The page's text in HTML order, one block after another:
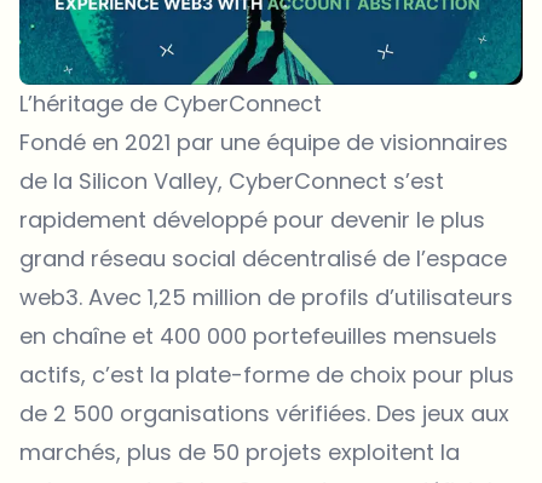
L’héritage de CyberConnect
Fondé en 2021 par une équipe de visionnaires
de la Silicon Valley, CyberConnect s’est
rapidement développé pour devenir le plus
grand réseau social décentralisé de l’espace
web3. Avec 1,25 million de profils d’utilisateurs
en chaîne et 400 000 portefeuilles mensuels
actifs, c’est la plate-forme de choix pour plus
de 2 500 organisations vérifiées. Des jeux aux
marchés, plus de 50 projets exploitent la